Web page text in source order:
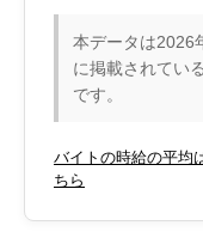
本データは2026
に掲載されてい
です。
バイトの時給の平均
ちら